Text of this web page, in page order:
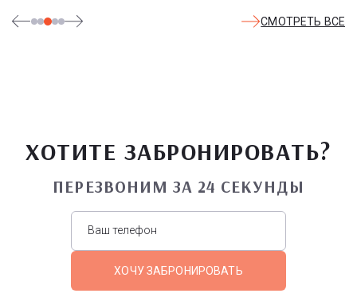
СМОТРЕТЬ ВСЕ
ХОТИТЕ ЗАБРОНИРОВАТЬ?
ПЕРЕЗВОНИМ ЗА 24 СЕКУНДЫ
ХОЧУ ЗАБРОНИРОВАТЬ